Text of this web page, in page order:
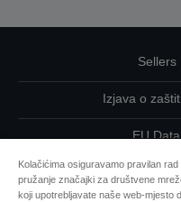
Sellers
Izjava o
EU
Kontaktirajte
Kolačićima osiguravamo pravilan
pružanje značajki za društvene
koji upotrebljavate naše web-mjesto